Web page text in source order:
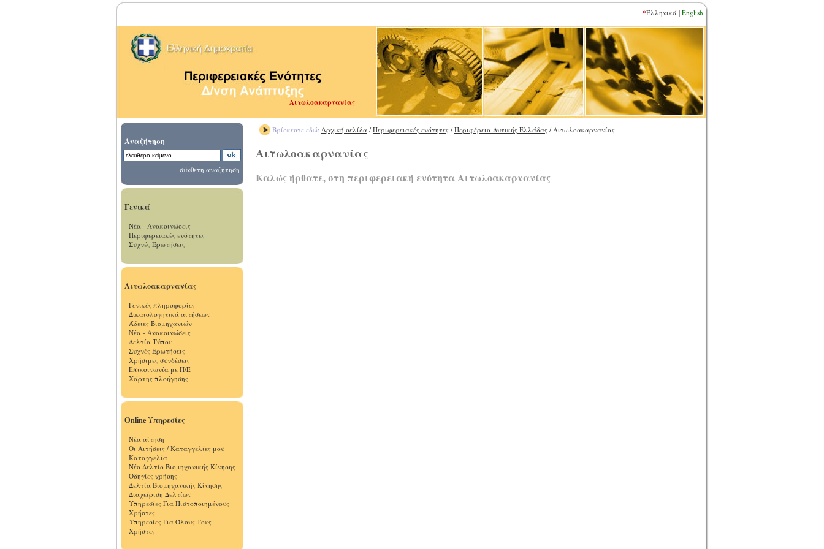
*Ελληνικά | English
Αιτωλοακαρνανίας
Αναζήτηση
σύνθετη αναζήτηση
Γενικά
Νέα - Ανακοινώσεις
Περιφερειακές ενότητες
Συχνές Ερωτήσεις
Αιτωλοακαρνανίας
Γενικές πληροφορίες
Δικαιολογητικά αιτήσεων
Άδειες Βιομηχανιών
Νέα - Ανακοινώσεις
Δελτία Τύπου
Συχνές Ερωτήσεις
Χρήσιμες συνδέσεις
Επικοινωνία με Π/Ε
Χάρτης πλοήγησης
Online Υπηρεσίες
Νέα αίτηση
Οι Αιτήσεις / Καταγγελίες μου
Καταγγελία
Νέο Δελτίο Βιομηχανικής Κίνησης
Οδηγίες χρήσης
Δελτία Βιομηχανικής Κίνησης
Διαχείριση Δελτίων
Υπηρεσίες Για Πιστοποιημένους
Χρήστες
Υπηρεσίες Για Όλους Τους
Χρήστες
Βρίσκεστε εδώ: Αρχική σελίδα / Περιφερειακές ενότητες / Περιφέρεια Δυτικής Ελλάδας / Αιτωλοακαρνανίας
Αιτωλοακαρνανίας
Καλώς ήρθατε, στη περιφερειακή ενότητα Αιτωλοακαρνανίας